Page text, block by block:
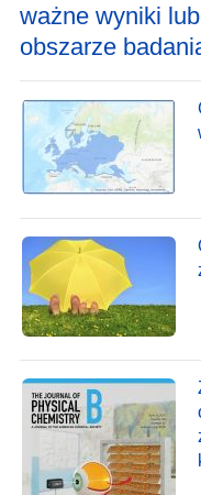
ważne wyniki
obszarze